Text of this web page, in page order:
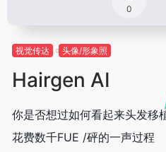
0
视觉传达 头像/形象照
Hairgen AI
你是否想过如何看起来头发移
花费数千FUE /砰的一声过程